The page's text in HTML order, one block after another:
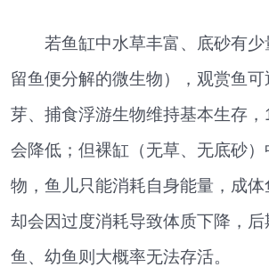
若鱼缸中水草丰富、底砂有少
留鱼便分解的微生物），观赏鱼
芽、捕食浮游生物维持基本生存
会降低；但裸缸（无草、无底砂
物，鱼儿只能消耗自身能量，成体
却会因过度消耗导致体质下降，
鱼、幼鱼则大概率无法存活。